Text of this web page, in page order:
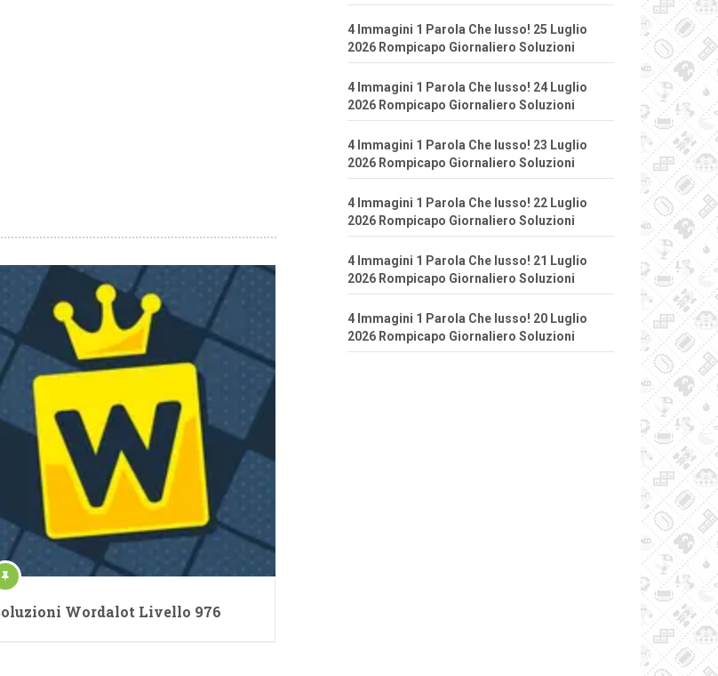
Wordalot Livello 976
4 Immagini 1 Parola Che lusso! 25 Luglio
2026 Rompicapo Giornaliero Soluzioni
4 Immagini 1 Parola Che lusso! 24 Luglio
2026 Rompicapo Giornaliero Soluzioni
4 Immagini 1 Parola Che lusso! 23 Luglio
2026 Rompicapo Giornaliero Soluzioni
4 Immagini 1 Parola Che lusso! 22 Luglio
2026 Rompicapo Giornaliero Soluzioni
4 Immagini 1 Parola Che lusso! 21 Luglio
2026 Rompicapo Giornaliero Soluzioni
4 Immagini 1 Parola Che lusso! 20 Luglio
2026 Rompicapo Giornaliero Soluzioni